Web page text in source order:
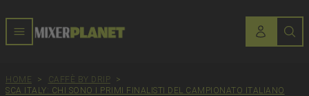
HOME > CAFFÈ BY DRIP
>
SCA ITALY: CHI SONO I PRIMI FINALISTI DEL CAMPIONATO ITALIANO